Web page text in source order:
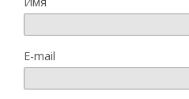
E-mail